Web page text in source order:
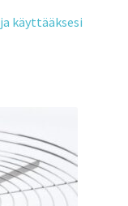
käyttääksesi